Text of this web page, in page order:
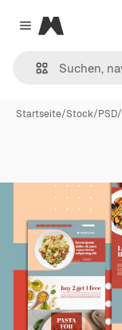
Close menu
Magnific
Startseite/Stock/PSD/